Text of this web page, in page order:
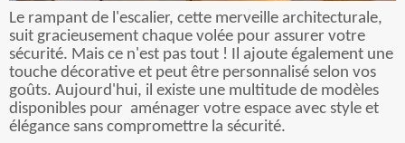
Le rampant de l'escalier, cette merveille architecturale,
suit gracieusement chaque volée pour assurer votre
sécurité. Mais ce n'est pas tout ! Il ajoute également une
touche décorative et peut être personnalisé selon vos
goûts. Aujourd'hui, il existe une multitude de modèles
disponibles pour aménager votre espace avec style et
élégance sans compromettre la sécurité.